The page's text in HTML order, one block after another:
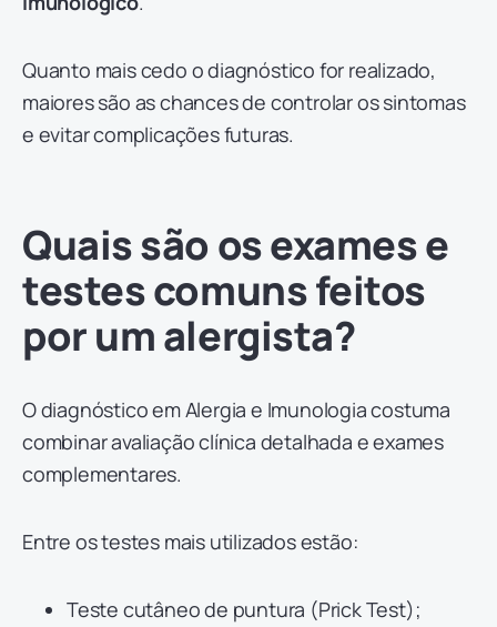
Quanto mais cedo o diagnóstico for realizado,
maiores são as chances de controlar os sintomas
e evitar complicações futuras.
Quais são os exames e
testes comuns feitos
por um alergista?
O diagnóstico em Alergia e Imunologia costuma
combinar avaliação clínica detalhada e exames
complementares.
Entre os testes mais utilizados estão:
Teste cutâneo de puntura (Prick Test);